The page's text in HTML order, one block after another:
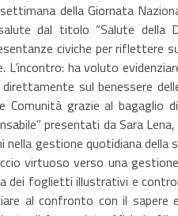
della Giornata
dal titolo “Salute della
civiche per riflettere
L’incontro: ha voluto
direttamente sul benessere
Comunità grazie al bagaglio
presentati da Sara
nella gestione quotidiana della
virtuoso verso una
dei foglietti illustrativi e
al confronto con il